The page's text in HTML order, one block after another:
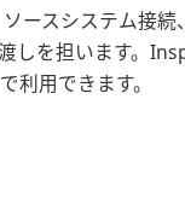
ースシステム接
しを担います。
利用できます。